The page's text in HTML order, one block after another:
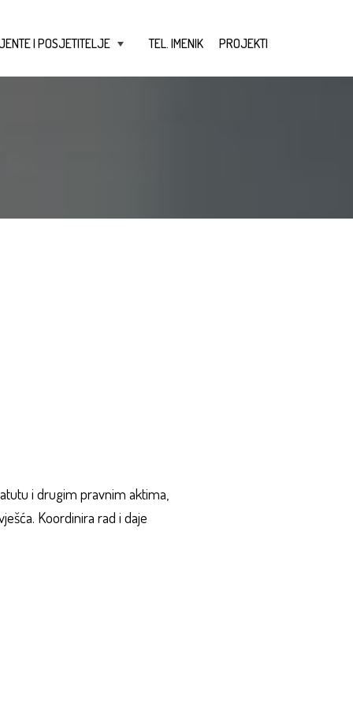
I POSJETITELJE TEL. IMENIK PROJEKTI
i drugim pravnim aktima,
Koordinira rad i daje